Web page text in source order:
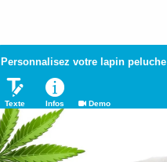
Personnalisez votre lapin peluche
Texte Infos Demo